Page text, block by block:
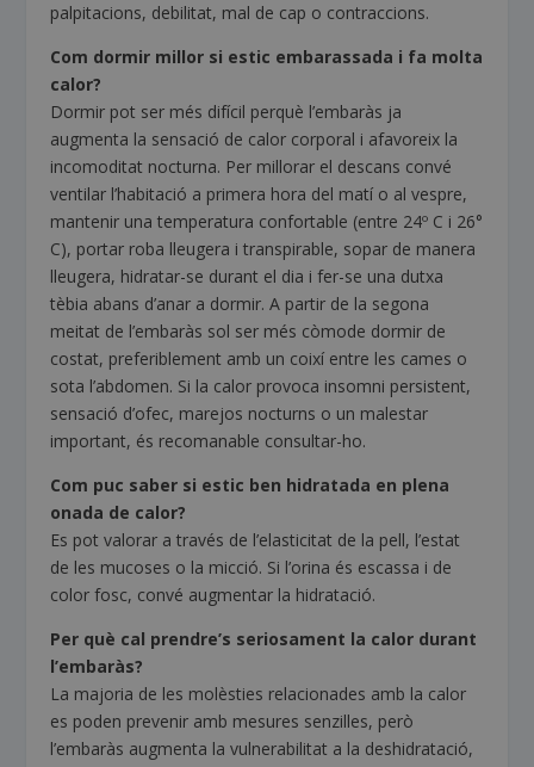
palpitacions, debilitat, mal de cap o contraccions.
Com dormir millor si estic embarassada i fa molta
calor?
Dormir pot ser més difícil perquè l’embaràs ja
augmenta la sensació de calor corporal i afavoreix la
incomoditat nocturna. Per millorar el descans convé
ventilar l’habitació a primera hora del matí o al vespre,
mantenir una temperatura confortable (entre 24º C i 26°
C), portar roba lleugera i transpirable, sopar de manera
lleugera, hidratar-se durant el dia i fer-se una dutxa
tèbia abans d’anar a dormir. A partir de la segona
meitat de l’embaràs sol ser més còmode dormir de
costat, preferiblement amb un coixí entre les cames o
sota l’abdomen. Si la calor provoca insomni persistent,
sensació d’ofec, marejos nocturns o un malestar
important, és recomanable consultar-ho.
Com puc saber si estic ben hidratada en plena
onada de calor?
Es pot valorar a través de l’elasticitat de la pell, l’estat
de les mucoses o la micció. Si l’orina és escassa i de
color fosc, convé augmentar la hidratació.
Per què cal prendre’s seriosament la calor durant
l’embaràs?
La majoria de les molèsties relacionades amb la calor
es poden prevenir amb mesures senzilles, però
l’embaràs augmenta la vulnerabilitat a la deshidratació,